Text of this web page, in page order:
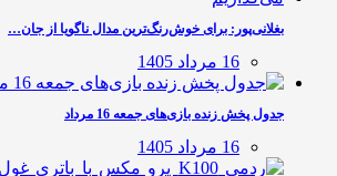
بغلانی‌پور: برای خوش‌رنگ‌ترین مدال ناگویا از جان…
16 مرداد 1405
جدول پخش زنده بازی‌های جمعه 16 مرداد
16 مرداد 1405